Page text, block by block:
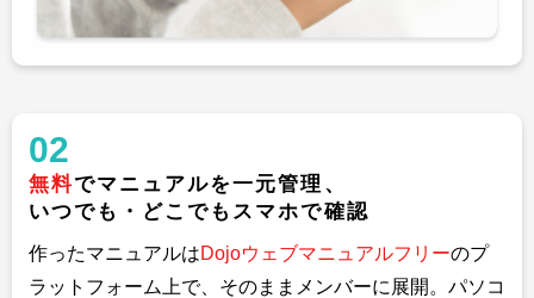
02
無料でマニュアルを一元管理、
いつでも・どこでもスマホで確認
作ったマニュアルはDojoウェブマニュアルフリーのプ
ラットフォーム上で、そのままメンバーに展開。パソコ